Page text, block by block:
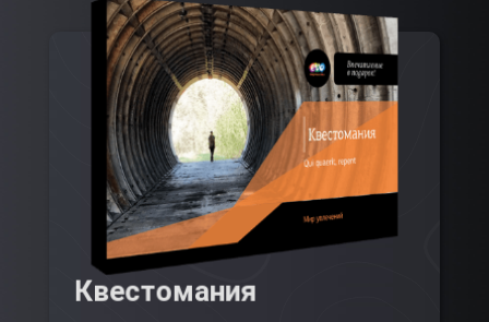
Квестомания